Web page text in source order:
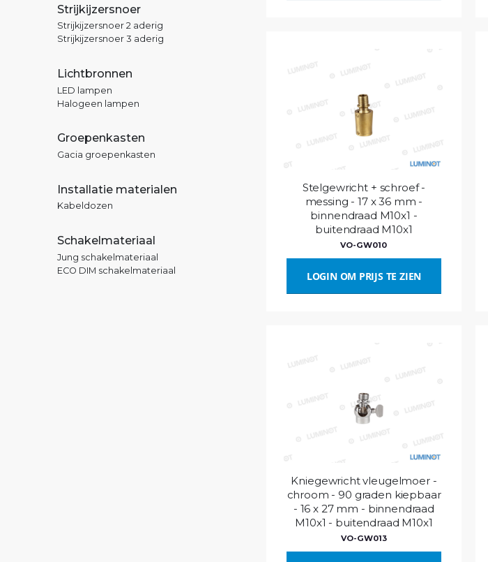
Stelgewricht + schroef -
messing - 17 x 36 mm -
binnendraad M10x1 -
buitendraad M10x1
VO-GW010
LOGIN OM PRIJS TE ZIEN
Kniegewricht vleugelmoer -
chroom - 90 graden kiepbaar
- 16 x 27 mm - binnendraad
M10x1 - buitendraad M10x1
VO-GW013
Strijkijzersnoer
Strijkijzersnoer 2 aderig
Strijkijzersnoer 3 aderig
Lichtbronnen
LED lampen
Halogeen lampen
Groepenkasten
Gacia groepenkasten
Installatie materialen
Kabeldozen
Schakelmateriaal
Jung schakelmateriaal
ECO DIM schakelmateriaal